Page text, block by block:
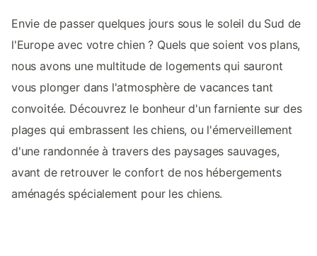
Envie de passer quelques jours sous le soleil du Sud de
l'Europe avec votre chien ? Quels que soient vos plans,
nous avons une multitude de logements qui sauront
vous plonger dans l'atmosphère de vacances tant
convoitée. Découvrez le bonheur d'un farniente sur des
plages qui embrassent les chiens, ou l'émerveillement
d'une randonnée à travers des paysages sauvages,
avant de retrouver le confort de nos hébergements
aménagés spécialement pour les chiens.